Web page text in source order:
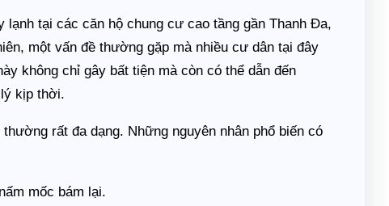
tại các căn hộ chung cư cao tầng gần Thanh Đa,
một vấn đề thường gặp mà nhiều cư dân tại đây
không chỉ gây bất tiện mà còn có thể dẫn đến
kịp thời.
thường rất đa dạng. Những nguyên nhân phổ biến có
mốc bám lại.